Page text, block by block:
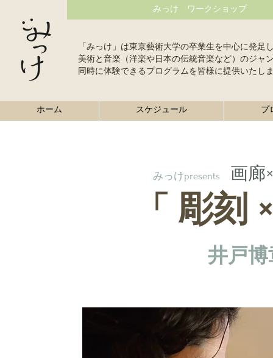
みっけ ワークショップ
「みっけ」は東京藝術大学の卒業生を中心に発足
美術と音楽（洋楽や日本の伝統音楽など）のジャ
同時に体験できるプログラムを皆様に提供いたし
ホーム スケジュール プ
みっけpresents 画廊
「 彫刻
井戸